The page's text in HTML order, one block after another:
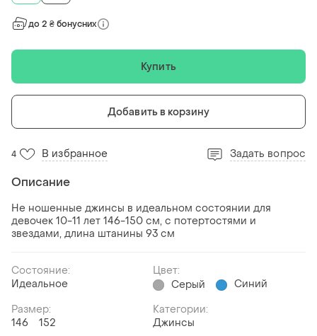
до 2 ₴ бонусних
Купить
Добавить в корзину
4 В избранное Задать вопрос
Описание
Не ношенные джинсы в идеальном состоянии для
девочек 10-11 лет 146-150 см, с потертостями и
звездами, длина штанины 93 см
Состояние:
Идеальное
Цвет:
Серый
Синий
Размер:
146
152
Категории:
Джинсы